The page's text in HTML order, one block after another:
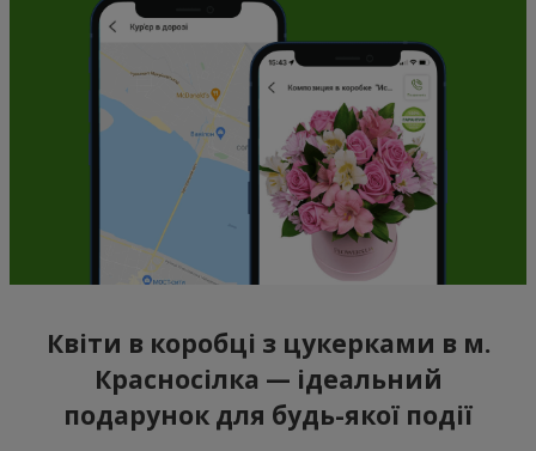
Квіти в коробці з цукерками в м.
Красносілка — ідеальний
подарунок для будь-якої події